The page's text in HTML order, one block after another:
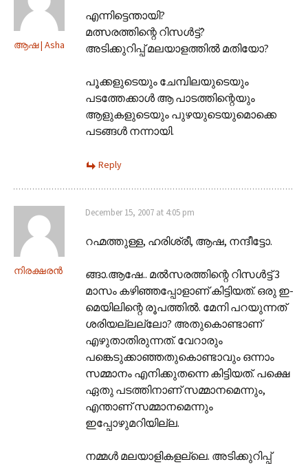
ആഷ | Asha
എന്നിട്ടെന്തായി?
മത്സരത്തിന്റെ റിസള്‍ട്ട്?
അടിക്കുറിപ്പ് മലയാളത്തില്‍ മതിയോ?
പൂക്കളുടെയും ചേമ്പിലയുടെയും
പടത്തേക്കാള്‍ ആ പാടത്തിന്റെയും
ആളുകളുടെയും പുഴയുടെയുമൊക്കെ
പടങ്ങള്‍ നന്നായി.
Reply
നിരക്ഷരന്‍
December 15, 2007 at 4:05 pm
റഹ്മത്തുള്ള, ഹരിശ്രീ, ആഷ, നന്ദീട്ടോ.
ങ്ങാ.ആഷേ.. മല്‍സരത്തിന്റെ റിസള്‍ട്ട് 3
മാസം കഴിഞ്ഞപ്പോളാണ്‌ കിട്ടിയത്. ഒരു ഇ-
മെയിലിന്റെ രൂപത്തില്‍. മേനി പറയുന്നത്
ശരിയല്ലല്ലോ? അതുകൊണ്ടാണ്‌
എഴുതാതിരുന്നത്. വേറാരും
പങ്കെടുക്കാഞ്ഞതുകൊണ്ടാവും ഒന്നാം
സമ്മാനം എനിക്കുതന്നെ കിട്ടിയത്. പക്ഷെ
ഏതു പടത്തിനാണ്‌ സമ്മാനമെന്നും,
എന്താണ്‌ സമ്മാനമെന്നും
ഇപ്പോഴുമറിയില്ല.
നമ്മള്‍ മലയാളികളല്ലെ. അടിക്കുറിപ്പ്